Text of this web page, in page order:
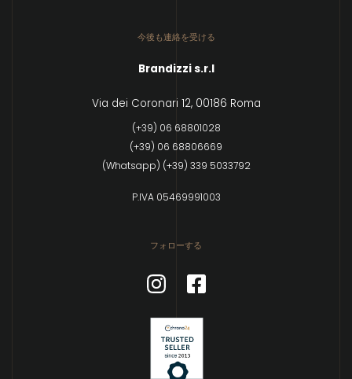
今後も連絡を受ける
Brandizzi s.r.l
Via dei Coronari 12, 00186 Roma
(+39) 06 68801028
(+39) 06 68806669
(Whatsapp) (+39) 339 5033792
P.IVA 05469991003
フォローする